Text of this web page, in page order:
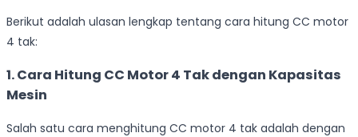
Berikut adalah ulasan lengkap tentang cara hitung CC motor
4 tak:
1. Cara Hitung CC Motor 4 Tak dengan Kapasitas
Mesin
Salah satu cara menghitung CC motor 4 tak adalah dengan